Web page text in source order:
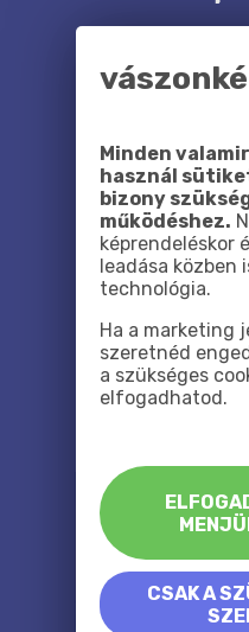
Minden
használ
bizony
működéshez.
képrendeléskor
leadása közben
technológia.
Ha a marketing
szeretnéd
a szükséges
elfogadhatod.
CSAK A